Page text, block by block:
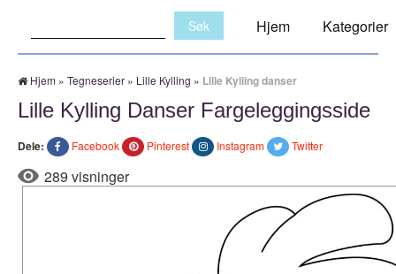
Hjem Kategorier
Hjem » Tegneserier » Lille Kylling » Lille Kylling danser
Lille Kylling Danser Fargeleggingsside
Dele: Facebook Pinterest Instagram Twitter
289 visninger